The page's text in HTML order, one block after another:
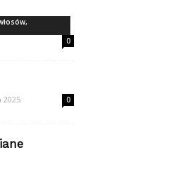
0
2025 0